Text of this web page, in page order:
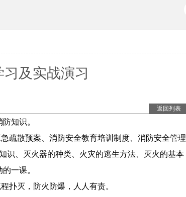
及实战演习
返回列表
知识。
疏散预案、消防安全教育培训制度、消防安全管理
识、灭火器的种类、火灾的逃生方法、灭火的基本
一课。
扑灭，防火防爆，人人有责。